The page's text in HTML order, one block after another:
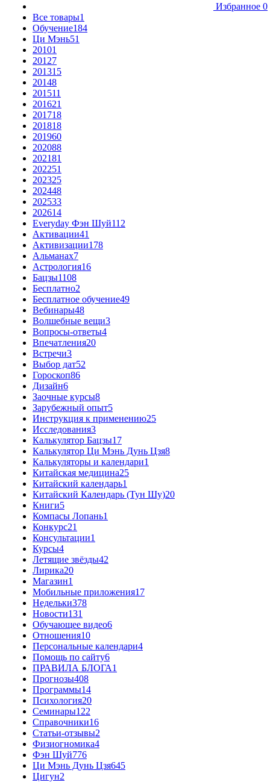
Избранное 0
Все товары1
Обучение184
Ци Мэнь51
20101
20127
201315
20148
201511
201621
201718
201818
201960
202088
202181
202251
202325
202448
202533
202614
Everyday Фэн Шуй112
Активации41
Активизации178
Альманах7
Астрология16
Бацзы1108
Бесплатно2
Бесплатное обучение49
Вебинары48
Волшебные вещи3
Вопросы-ответы4
Впечатления20
Встречи3
Выбор дат52
Гороскоп86
Дизайн6
Заочные курсы8
Зарубежный опыт5
Инструкция к применению25
Исследования3
Калькулятор Бацзы17
Калькулятор Ци Мэнь Дунь Цзя8
Калькуляторы и календари1
Китайская медицина25
Китайский календарь1
Китайский Календарь (Тун Шу)20
Книги5
Компасы Лопань1
Конкурс21
Консультации1
Курсы4
Летящие звёзды42
Лирика20
Магазин1
Мобильные приложения17
Недельки378
Новости131
Обучающее видео6
Отношения10
Персональные календари4
Помощь по сайту6
ПРАВИЛА БЛОГА1
Прогнозы408
Программы14
Психология20
Семинары122
Справочники16
Статьи-отзывы2
Физиогномика4
Фэн Шуй776
Ци Мэнь Дунь Цзя645
Цигун2